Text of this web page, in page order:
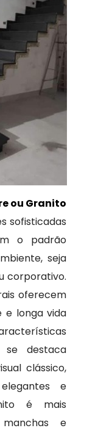
ou Granito
sofisticadas
o padrão
seja
corporativo.
oferecem
e longa vida
se destaca
clássico,
e
é mais
e